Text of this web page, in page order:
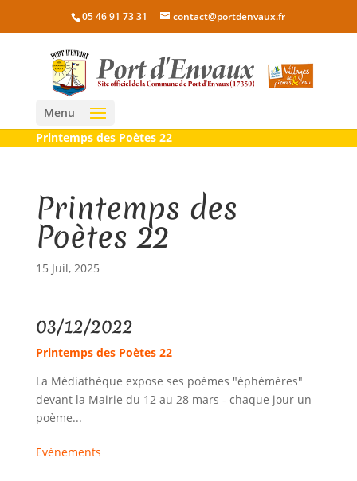
05 46 91 73 31 contact@portdenvaux.fr
Menu
Printemps des Poètes 22
Printemps des
Poètes 22
15 Juil, 2025
03/12/2022
Printemps des Poètes 22
La Médiathèque expose ses poèmes "éphémères"
devant la Mairie du 12 au 28 mars - chaque jour un
poème...
Evénements